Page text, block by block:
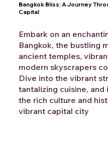
Bangkok Bliss: A Journey
Capital
Embark on an
Bangkok, the bustling
ancient temples,
modern skyscrapers
Dive into the vibrant
tantalizing cuisine,
the rich culture and
vibrant capital city